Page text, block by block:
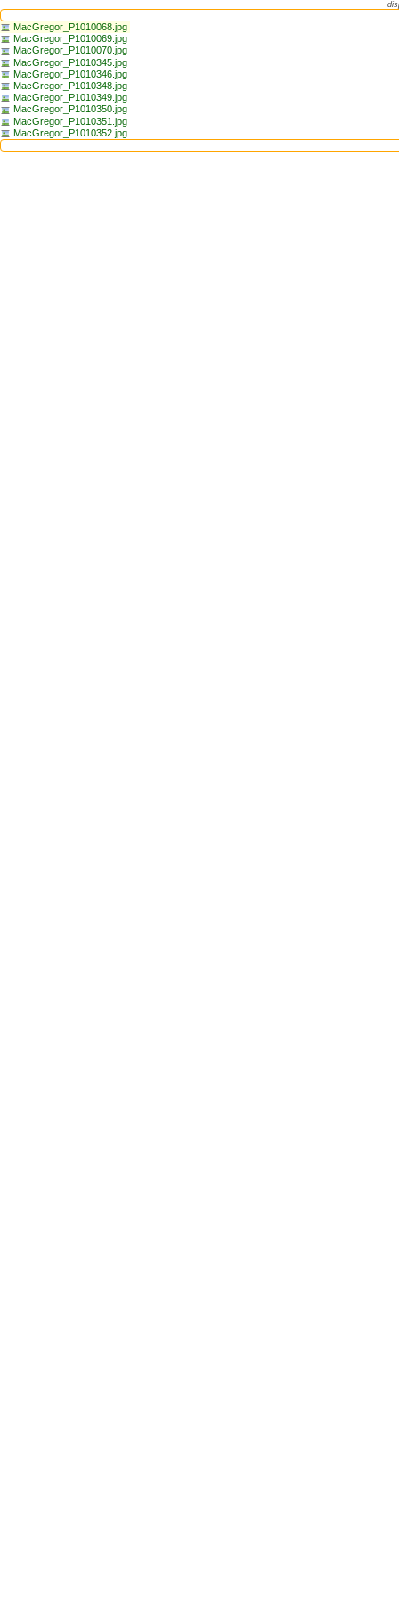
MacGregor_P1010068.jpg
MacGregor_P1010069.jpg
MacGregor_P1010070.jpg
MacGregor_P1010345.jpg
MacGregor_P1010346.jpg
MacGregor_P1010348.jpg
MacGregor_P1010349.jpg
MacGregor_P1010350.jpg
MacGregor_P1010351.jpg
MacGregor_P1010352.jpg